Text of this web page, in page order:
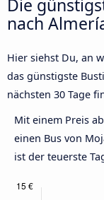
Die
nach
Hier siehst Du, an
das günstigste
nächsten 30 Tage
Mit einem Preis
einen Bus von
ist der teuerste